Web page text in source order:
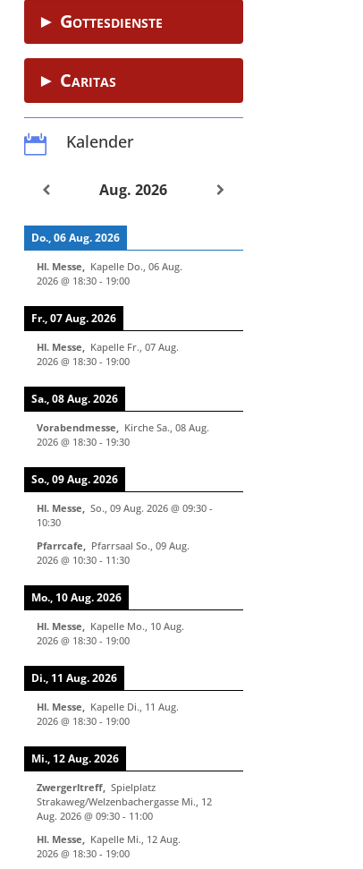
► Gottesdienste
► Caritas
 Kalender
Aug. 2026
Do., 06 Aug. 2026
Hl. Messe, Kapelle Do., 06 Aug.
2026@ 18:30- 19:00
Fr., 07 Aug. 2026
Hl. Messe, Kapelle Fr., 07 Aug.
2026@ 18:30- 19:00
Sa., 08 Aug. 2026
Vorabendmesse, Kirche Sa., 08 Aug.
2026@ 18:30- 19:30
So., 09 Aug. 2026
Hl. Messe, So., 09 Aug. 2026@ 09:30-
10:30
Pfarrcafe, Pfarrsaal So., 09 Aug.
2026@ 10:30- 11:30
Mo., 10 Aug. 2026
Hl. Messe, Kapelle Mo., 10 Aug.
2026@ 18:30- 19:00
Di., 11 Aug. 2026
Hl. Messe, Kapelle Di., 11 Aug.
2026@ 18:30- 19:00
Mi., 12 Aug. 2026
Zwergerltreff, Spielplatz
Strakaweg/Welzenbachergasse Mi., 12
Aug. 2026@ 09:30- 11:00
Hl. Messe, Kapelle Mi., 12 Aug.
2026@ 18:30- 19:00